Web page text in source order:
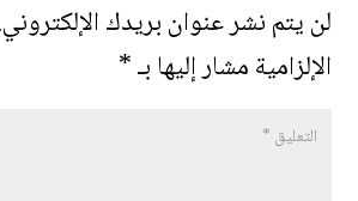
لن يتم نشر عنوان بريدك
الإلزامية مشار إليها بـ*